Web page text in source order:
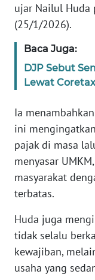
ujar Nailul Huda
(25/1/2026).
Baca Juga:
DJP Sebut
Lewat Coretax
Ia
ini
pajak di masa
menyasar
masyarakat
terbatas.
Huda juga
tidak selalu
kewajiban,
usaha yang
WN
WN
KEPRI
WN
PAPUA
WN
BARAT
WN
RIAU
WN
SERAMBI